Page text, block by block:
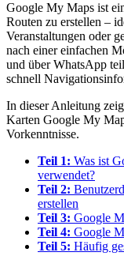
Google My Maps ist
Routen zu erstellen –
Veranstaltungen oder
nach einer einfachen
und über WhatsApp
schnell
In dieser Anleitung
Karten Google My
Vorkenntnisse.
Teil 1: Was ist
verwendet?
Teil 2:
erstellen
Teil 3: Google
Teil 4: Google
Teil 5: Häufig